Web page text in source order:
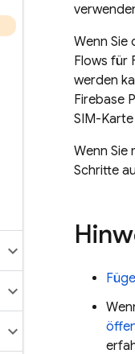
Wenn Sie
Flows für
werden
Firebase
SIM-
Wenn Sie
Schritte